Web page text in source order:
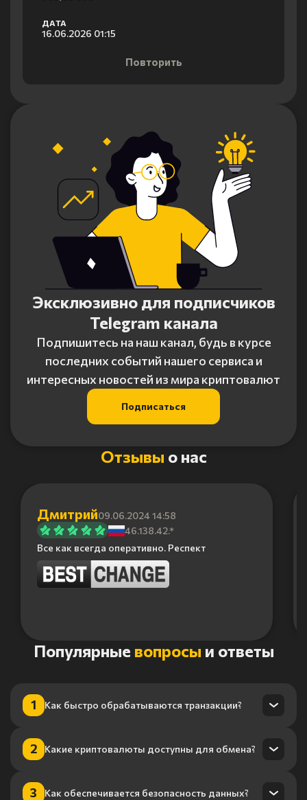
ДАТА
16.06.2026 01:15
Повторить
Эксклюзивно для подписчиков
Telegram канала
Подпишитесь на наш канал, будь в курсе
последних событий нашего сервиса и
интересных новостей из мира криптовалют
Подписаться
Отзывы о нас
Дмитрий09.06.2024 14:58
46.138.42.*
Все как всегда оперативно. Респект
Популярные вопросы и ответы
1 Как быстро обрабатываются транзакции?
Транзакции обрабатываются в течение нескольких минут
благодаря нашему высокопроизводительному
2 Какие криптовалюты доступны для обмена?
Мы поддерживаем более 100 криптовалют, включая
3 Как обеспечивается безопасность данных?